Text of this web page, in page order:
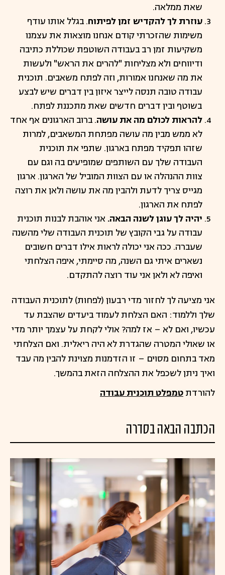
שאת ממלאה.
עוזרת לך להקדיש זמן לפיתוח. בגלל אותו עודף
משימות שהזכרתי קודם אנחנו מוצאות את עצמנו
משקיעות זמן רב בעבודה השוטפת שכוללת כתיבה
ודיווחים ולא מצליחות "להרים את הראש" ולעשות
את מה שאנחנו אמורות, וזה לפתח משאבים. תוכנית
עבודה טובה תנסה לייצר איזון בין דברים שיש לבצע
בשוטף ובין דברים חדשים שאת מתכננת לפתח.
להראות לכולם מה את עושה. ברוב הארגונים אף אחד
לא ממש מבין מה עושה מפתחת המשאבים, למרות
שזהו תפקיד מפתח בארגון. שתפי את תוכנית
העבודה שלך עם השותפים שמופיעים בה וגם עם
צוות ההנהלה או עם הצוות המוביל של הארגון. ארגון
מגייס צריך לדעת ולהבין מה את עושה ולאן את רוצה
לפתח את הארגון.
יהיה לך עוגן לשנה הבאה. אני אוהבת לבנות תוכנית
עבודה על גבי הקובץ של תוכנית העבודה שלי מהשנה
שעברה. ככה אני יכולה לראות אילו דברים חשובים
נשארים איתי גם השנה, מה סיימתי, איפה הצלחתי
ואיפה לא ולאן אני עוד רוצה להתקדם.
אני מציעה לך לחזור מדי רבעון (לפחות) לתוכנית העבודה
שלך וללמוד: האם הצלחת לעמוד ביעדים שהצבת עד
עכשיו, ואם לא – אז למה? אולי לקחת על עצמך יותר מדי
או שאולי המטרה שהגדרת לא היה ריאלית. ואם הצלחתי
מאד בתחום מסוים – זו הזדמנות מצוינת להבין מה עבד
ואיך ניתן לשכפל את ההצלחה הזאת בהמשך.
להורדת טמפלט תוכנית עבודה
הכתבה הבאה בסדרה